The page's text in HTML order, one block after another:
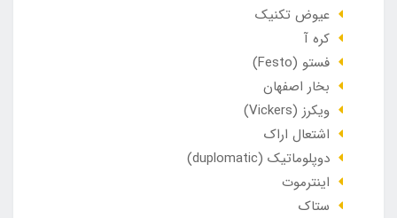
عیوض تکنیک
کره آ
فستو (Festo)
بخار اصفهان
ویکرز (Vickers)
اشتعال اراک
دوپلوماتیک (duplomatic)
اینترموت
ستاک